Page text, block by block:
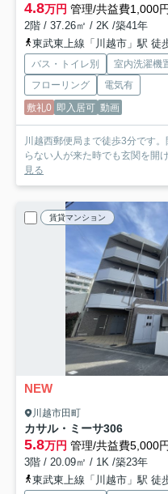
4.8万円 管理/共益費1,000円
2階 / 37.26㎡ / 2K /築41年
東武東上線「川越市」駅 徒
バス・トイレ別 室内洗濯機
フローリング
電気有
敷礼0 即入居可 動画
川越西郵便局まで徒歩3分です
らない人が来た時でも玄関を開
見る
賃貸マンション
NEW
川越市田町
カサル・ミーサ306
5.8万円 管理/共益費5,000円
3階 / 20.09㎡ / 1K /築23年
東武東上線「川越市」駅 徒